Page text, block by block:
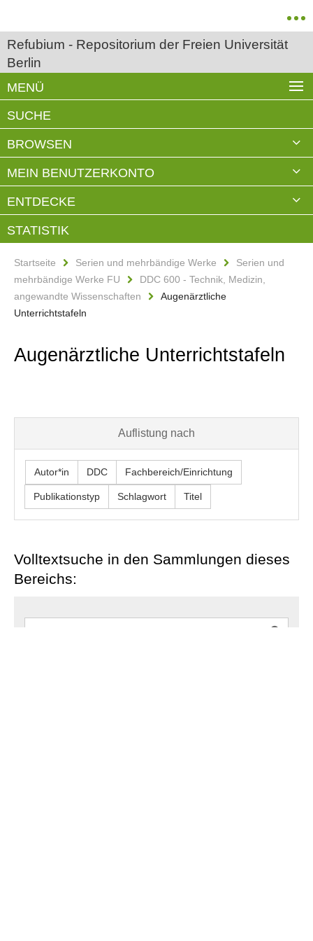
Refubium - Repositorium der Freien Universität
Berlin
MENÜ
SUCHE
BROWSEN
MEIN BENUTZERKONTO
ENTDECKE
STATISTIK
Startseite Serien und mehrbändige Werke
Serien und
mehrbändige Werke FU
DDC 600 - Technik, Medizin,
angewandte Wissenschaften
Augenärztliche
Unterrichtstafeln
Augenärztliche Unterrichtstafeln
Auflistung nach
Autor*in DDC Fachbereich/Einrichtung
Publikationstyp Schlagwort Titel
Volltextsuche in den Sammlungen dieses
Bereichs: